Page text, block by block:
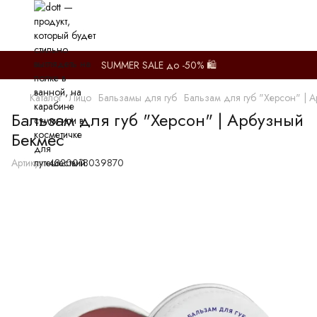
SUMMER SALE до -50% 🛍️
Каталог Лицо Бальзамы для губ Бальзам для губ "Херсон" |
Бальзам для губ "Херсон" | Арбузный
Бекмес
Артикул:4820018039870